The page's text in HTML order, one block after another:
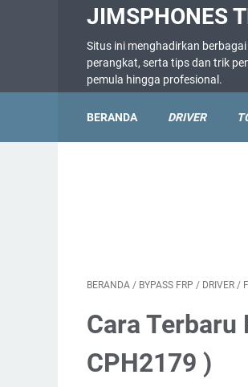
JIMSPHONES
Situs ini menghadirkan
perangkat, serta tips dan trik
pemula hingga profesional.
BERANDA DRIVER
BERANDA / BYPASS FRP / DRIVER /
Cara Terbaru
CPH2179 )